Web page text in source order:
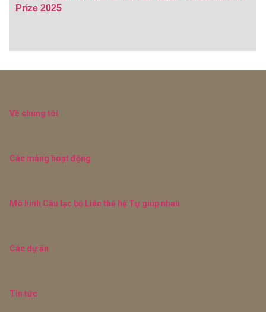
Prize 2025
Về chúng tôi
Các mảng hoạt động
Mô hình Câu lạc bộ Liên thế hệ Tự giúp nhau
Các dự án
Tin tức